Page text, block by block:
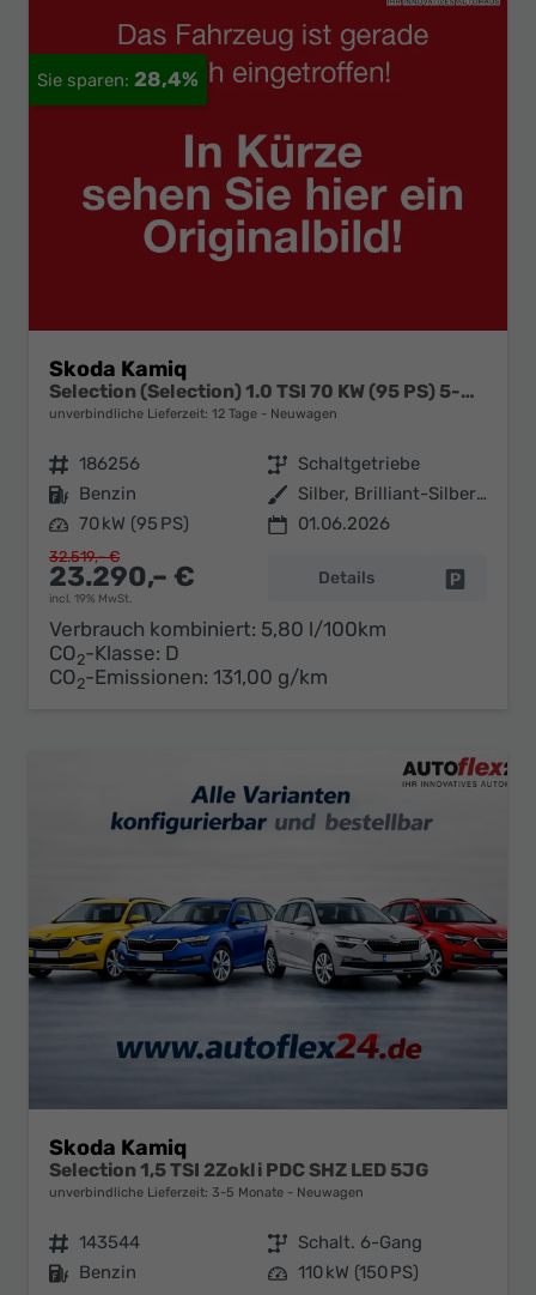
28,4%
Skoda Kamiq
Selection (Selection) 1.0 TSI 70 KW (95 PS) 5-Gang Schaltgetriebe
unverbindliche Lieferzeit: 12 Tage Neuwagen
Fahrzeugnr. 186256 Getriebe Schaltgetriebe
Kraftstoff Benzin Außenfarbe
Silber, Brilliant-Silber Metallic (8E)
Leistung 70 kW (95 PS) 01.06.2026
23.290,– €
incl. 19% MwSt.
32.519,– €
Details
Verbrauch kombiniert: 5,80 l/100km
CO2-Klasse: D
CO2-Emissionen: 131,00 g/km
Skoda Kamiq
Selection 1,5 TSI 2Zokli PDC SHZ LED 5JG
unverbindliche Lieferzeit: 3-5 Monate Neuwagen
Fahrzeugnr. 143544 Getriebe Schalt. 6-Gang
Kraftstoff Benzin Leistung 110 kW (150 PS)